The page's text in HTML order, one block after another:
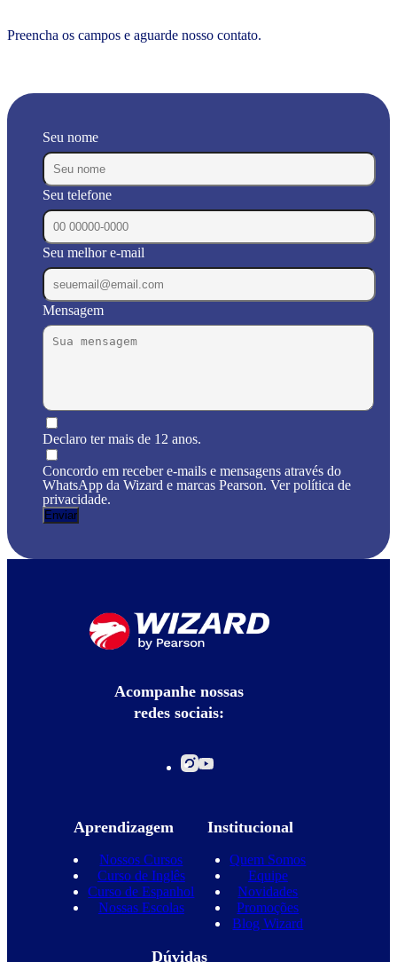
Preencha os campos e aguarde nosso contato.
Seu nome
Seu telefone
Seu melhor e-mail
Mensagem
Declaro ter mais de 12 anos.
Concordo em receber e-mails e mensagens através do
WhatsApp da Wizard e marcas Pearson. Ver política de
privacidade.
Acompanhe nossas
redes sociais:
Aprendizagem
Nossos Cursos
Curso de Inglês
Curso de Espanhol
Nossas Escolas
Institucional
Quem Somos
Equipe
Novidades
Promoções
Blog Wizard
Dúvidas